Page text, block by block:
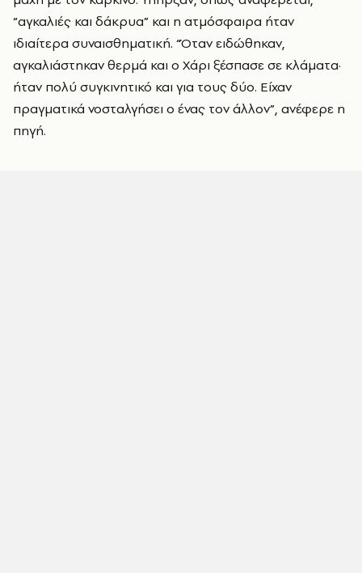
“αγκαλιές και δάκρυα” και η ατμόσφαιρα ήταν
ιδιαίτερα συναισθηματική. “Όταν ειδώθηκαν,
αγκαλιάστηκαν θερμά και ο Χάρι ξέσπασε σε κλάματα·
ήταν πολύ συγκινητικό και για τους δύο. Είχαν
πραγματικά νοσταλγήσει ο ένας τον άλλον”, ανέφερε η
πηγή.